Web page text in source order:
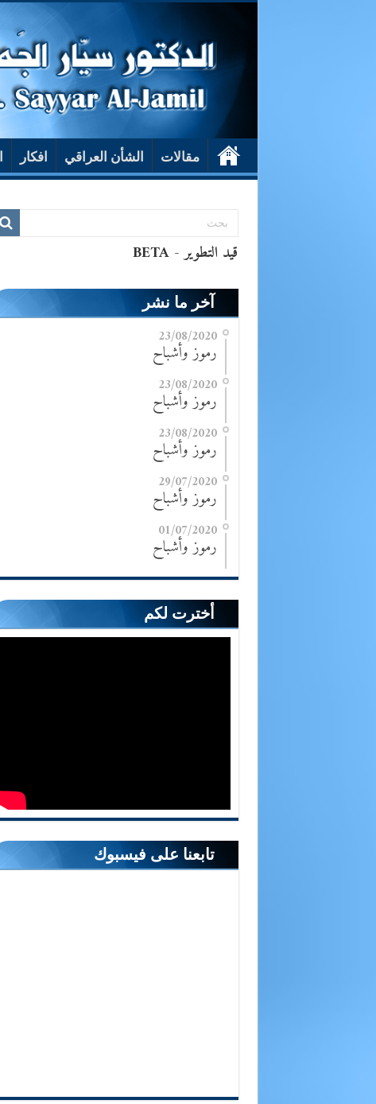
مقالات الشأن العراقي افكار
آخر ما نشر
23/08/2020
رموز وأشباح
23/08/2020
رموز وأشباح
23/08/2020
رموز وأشباح
29/07/2020
رموز وأشباح
01/07/2020
رموز وأشباح
أخترت لكم
تابعنا على فيسبوك